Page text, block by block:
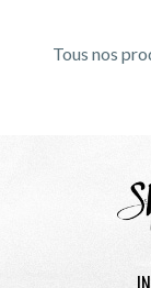
Tous nos